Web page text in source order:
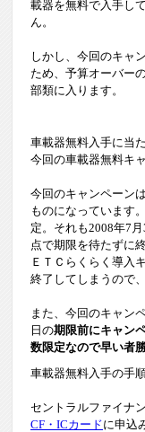
載器を無料で入手し
ん。
しかし、今回のキャ
ため、予算オーバー
部類に入ります。
車載器無料入手に当
今回の車載器無料キ
今回のキャンペーン
ものになっています
定。それも2008年7
点で期限を待たずに
ＥＴＣらくらく導入
終了してしまうので
また、今回のキャン
日の期限前にキャン
数限定なので早い者
車載器無料入手の手
セントラルファイナ
CF・ICカードに申込